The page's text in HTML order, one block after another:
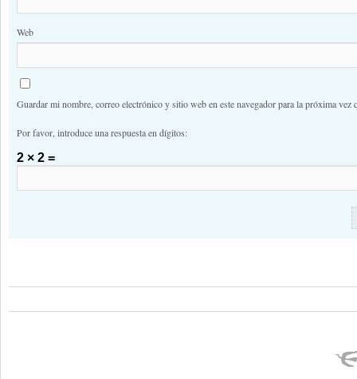
Web
Guardar mi nombre, correo electrónico y sitio web en este navegador para la próxima vez
Por favor, introduce una respuesta en dígitos:
2 × 2 =